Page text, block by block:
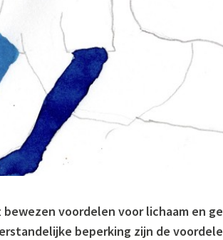
bewezen voordelen voor lichaam en
beperking zijn de